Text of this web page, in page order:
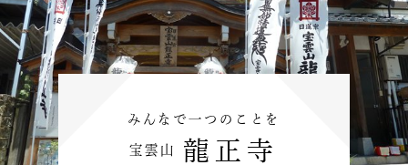
みんなで一つのことを
宝雲山 龍正寺